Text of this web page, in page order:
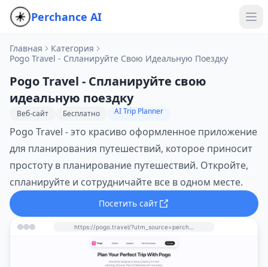
Perchance AI
Главная
Категория
Pogo Travel - Спланируйте Свою Идеальную Поездку
Pogo Travel - Спланируйте свою
идеальную поездку
Веб-сайт Бесплатно AI Trip Planner
Pogo Travel - это красиво оформленное приложение
для планирования путешествий, которое приносит
простоту в планирование путешествий. Откройте,
спланируйте и сотрудничайте все в одном месте.
Посетить сайт